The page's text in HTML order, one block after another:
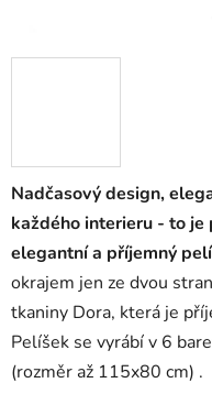
Nadčasový design,
každého interieru - to
elegantní a příjemný
okrajem jen ze dvou
tkaniny Dora, která je
Pelíšek se vyrábí v 6
(rozměr až 115x80 cm) .